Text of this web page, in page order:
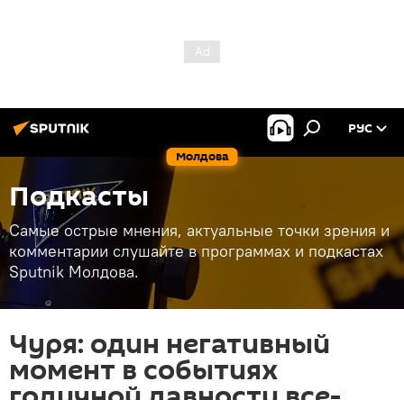
Молдова
РУС
Подкасты
Самые острые мнения, актуальные точки зрения и
комментарии слушайте в программах и подкастах
Sputnik Молдова.
Чуря: один негативный
момент в событиях